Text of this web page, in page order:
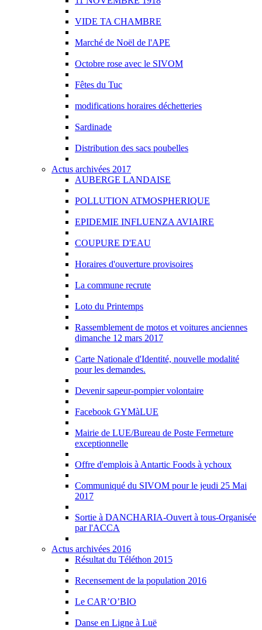
VIDE TA CHAMBRE
Marché de Noël de l'APE
Octobre rose avec le SIVOM
Fêtes du Tuc
modifications horaires déchetteries
Sardinade
Distribution des sacs poubelles
Actus archivées 2017
AUBERGE LANDAISE
POLLUTION ATMOSPHERIQUE
EPIDEMIE INFLUENZA AVIAIRE
COUPURE D'EAU
Horaires d'ouverture provisoires
La commune recrute
Loto du Printemps
Rassemblement de motos et voitures anciennes
dimanche 12 mars 2017
Carte Nationale d'Identité, nouvelle modalité
pour les demandes.
Devenir sapeur-pompier volontaire
Facebook GYMàLUE
Mairie de LUE/Bureau de Poste Fermeture
exceptionnelle
Offre d'emplois à Antartic Foods à ychoux
Communiqué du SIVOM pour le jeudi 25 Mai
2017
Sortie à DANCHARIA-Ouvert à tous-Organisée
par l'ACCA
Actus archivées 2016
Résultat du Téléthon 2015
Recensement de la population 2016
Le CAR’O’BIO
Danse en Ligne à Luë